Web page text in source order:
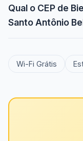
Qual o CEP de
Santo Antônio
Wi-Fi Grátis